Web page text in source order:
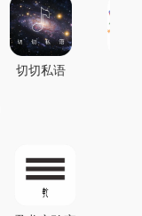
切切私语